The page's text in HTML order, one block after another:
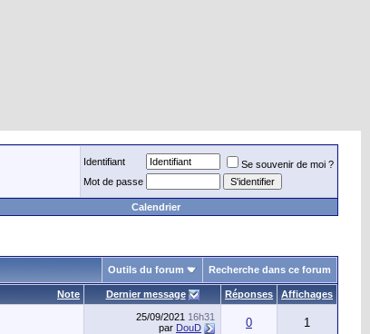
Identifiant
Se souvenir de moi ?
Mot de passe
Calendrier
Outils du forum Recherche dans ce forum
Note Dernier message Réponses Affichages
25/09/2021 16h31
par DouD 0 1